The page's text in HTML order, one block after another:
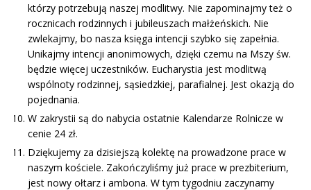
którzy potrzebują naszej modlitwy. Nie zapominajmy też o
rocznicach rodzinnych i jubileuszach małżeńskich. Nie
zwlekajmy, bo nasza księga intencji szybko się zapełnia.
Unikajmy intencji anonimowych, dzięki czemu na Mszy św.
będzie więcej uczestników. Eucharystia jest modlitwą
wspólnoty rodzinnej, sąsiedzkiej, parafialnej. Jest okazją do
pojednania.
W zakrystii są do nabycia ostatnie Kalendarze Rolnicze w
cenie 24 zł.
Dziękujemy za dzisiejszą kolektę na prowadzone prace w
naszym kościele. Zakończyliśmy już prace w prezbiterium,
jest nowy ołtarz i ambona. W tym tygodniu zaczynamy